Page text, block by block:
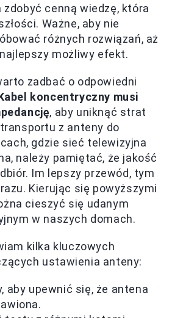
zdobyć cenną wiedzę, która
Ważne, aby nie
różnych rozwiązań, aż
możliwy efekt.
zadbać o odpowiedni
koncentryczny musi
, aby uniknąć strat
z anteny do
gdzie sieć telewizyjna
należy pamiętać, że jakość
Im lepszy przewód, tym
Kierując się powyższymi
cieszyć się udanym
w naszych domach.
kilka kluczowych
ustawienia anteny:
aby upewnić się, że antena